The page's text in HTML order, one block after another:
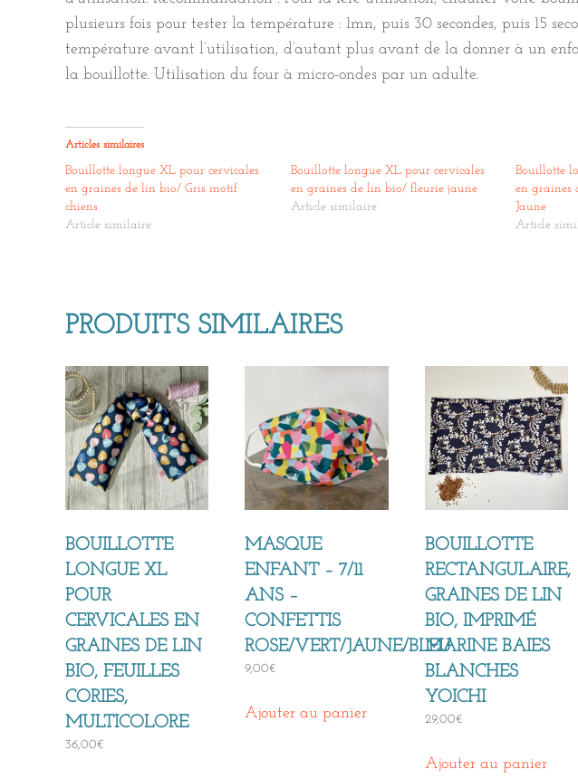
plusieurs fois pour tester la température : 1mn, puis 30 secondes, puis 15
température avant l’utilisation, d’autant plus avant de la donner à un
la bouillotte. Utilisation du four à micro-ondes par un adulte.
Articles similaires
Bouillotte longue XL pour cervicales
en graines de lin bio/ Gris motif
chiens
Article similaire
Bouillotte longue XL pour cervicales
en graines de lin bio/ fleurie jaune
Article similaire
Bouillotte
en
Jaune
Article
PRODUITS SIMILAIRES
BOUILLOTTE
LONGUE XL
POUR
CERVICALES EN
GRAINES DE LIN
BIO, FEUILLES
CORIES,
MULTICOLORE
36,00€
MASQUE
ENFANT – 7/11
ANS –
CONFETTIS
ROSE/VERT/JAUNE/BLEU
9,00€
Ajouter au panier
BOUILLOTTE
RECTANGULAIRE,
GRAINES DE LIN
BIO, IMPRIMÉ
MARINE BAIES
BLANCHES
YOICHI
29,00€
Ajouter au panier